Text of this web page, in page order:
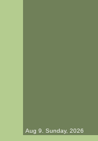
Aug 9. Sunday, 2026